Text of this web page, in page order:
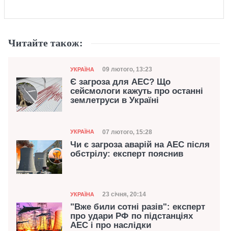
Читайте також:
Категорія
УКРАЇНА Дата публікації
09 лютого, 13:23
Є загроза для АЕС? Що
сейсмологи кажуть про останні
землетруси в Україні
Категорія
УКРАЇНА Дата публікації
07 лютого, 15:28
Чи є загроза аварій на АЕС після
обстрілу: експерт пояснив
Категорія
УКРАЇНА Дата публікації
23 січня, 20:14
"Вже били сотні разів": експерт
про удари РФ по підстанціях
АЕС і про наслідки